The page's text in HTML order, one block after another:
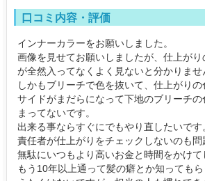
口コミ内容・評価
インナーカラーをお願いしました。
画像を見せてお願いしましたが、仕上が
が全然入ってなくよく見ないと分かりませ
しかもブリーチで色を抜いて、仕上がり
サイドがまだらになって下地のブリーチ
まってないです。
出来る事ならすぐにでもやり直したいです
責任者が仕上がりをチェックしないのも問
無駄にいつもより高いお金と時間をかけて
もう10年以上通って髪の癖とか知っても